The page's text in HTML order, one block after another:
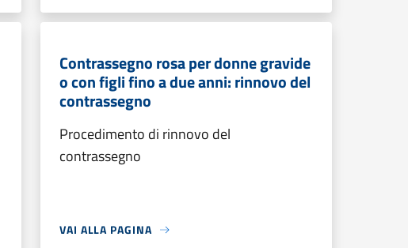
Contrassegno rosa per donne gravide
o con figli fino a due anni: rinnovo del
contrassegno
Procedimento di rinnovo del
contrassegno
VAI ALLA PAGINA